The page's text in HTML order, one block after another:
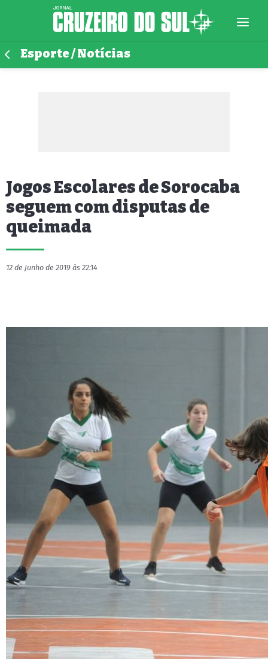
Esporte / Notícias
Jogos Escolares de Sorocaba
seguem com disputas de
queimada
12 de Junho de 2019 às 22:14